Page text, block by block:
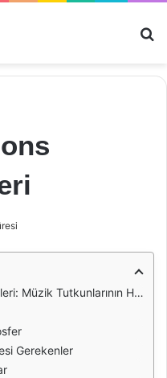
Müzik Tutkunlarının Hayali
Gerekenler